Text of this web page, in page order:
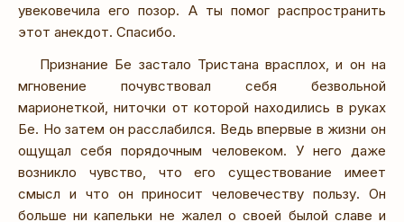
увековечила его позор. А ты помог распространить
этот анекдот. Спасибо.
Признание Бе застало Тристана врасплох, и он на
мгновение почувствовал себя безвольной
марионеткой, ниточки от которой находились в руках
Бе. Но затем он расслабился. Ведь впервые в жизни он
ощущал себя порядочным человеком. У него даже
возникло чувство, что его существование имеет
смысл и что он приносит человечеству пользу. Он
больше ни капельки не жалел о своей былой славе и